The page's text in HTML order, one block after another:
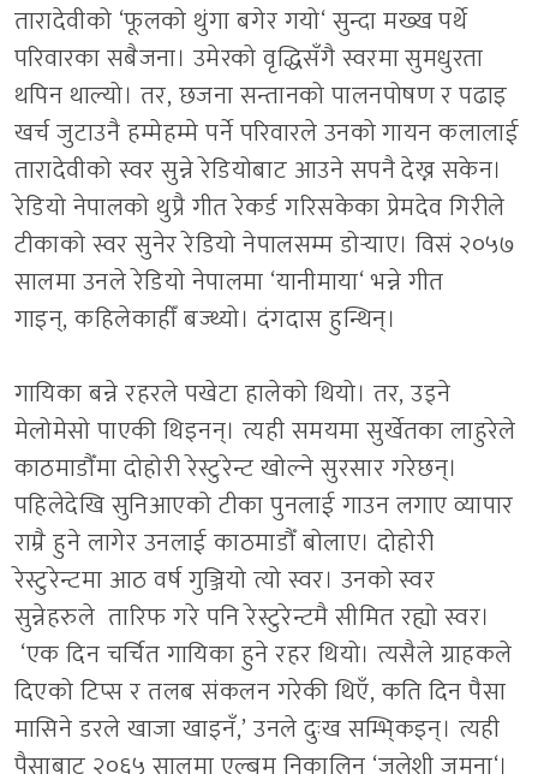
तारादेवीको ‘फूलको थुंगा बगेर गयो‘सुन्दा मख्ख पर्थे
परिवारका सबैजना। उमेरको वृद्धिसँगै स्वरमा सुमधुरता
थपिन थाल्यो। तर, छजना सन्तानको पालनपोषण र पढाइ
खर्च जुटाउनै हम्मेहम्मे पर्ने परिवारले उनको गायन कलालाई
तारादेवीको स्वर सुन्ने रेडियोबाट आउने सपनै देख्न सकेन।
रेडियो नेपालको थुप्रै गीत रेकर्ड गरिसकेका प्रेमदेव गिरीले
टीकाको स्वर सुनेर रेडियो नेपालसम्म डोर्‍याए। विसं २०५७
सालमा उनले रेडियो नेपालमा ‘यानीमाया‘भन्ने गीत
गाइन्,कहिलेकाहीँ बज्थ्यो। दंगदास हुन्थिन्।
गायिका बन्ने रहरले पखेटा हालेको थियो। तर,उड्ने
मेलोमेसो पाएकी थिइनन्। त्यही समयमा सुर्खेतका लाहुरेले
काठमाडौँमा दोहोरी रेस्टुरेन्ट खोल्ने सुरसार गरेछन्।
पहिलेदेखि सुनिआएको टीका पुनलाई गाउन लगाए व्यापार
राम्रै हुने लागेर उनलाई काठमाडौँ बोलाए। दोहोरी
रेस्टुरेन्टमा आठ वर्ष गुञ्जियो त्यो स्वर। उनको स्वर
सुन्नेहरुले तारिफ गरे पनि रेस्टुरेन्टमै सीमित रह्यो स्वर।
‘एक दिन चर्चित गायिका हुने रहर थियो। त्यसैले ग्राहकले
दिएको टिप्स र तलब संकलन गरेकी थिएँ, कति दिन पैसा
मासिने डरले खाजा खाइनँ,’उनले दुःख सम्भि्कइन्। त्यही